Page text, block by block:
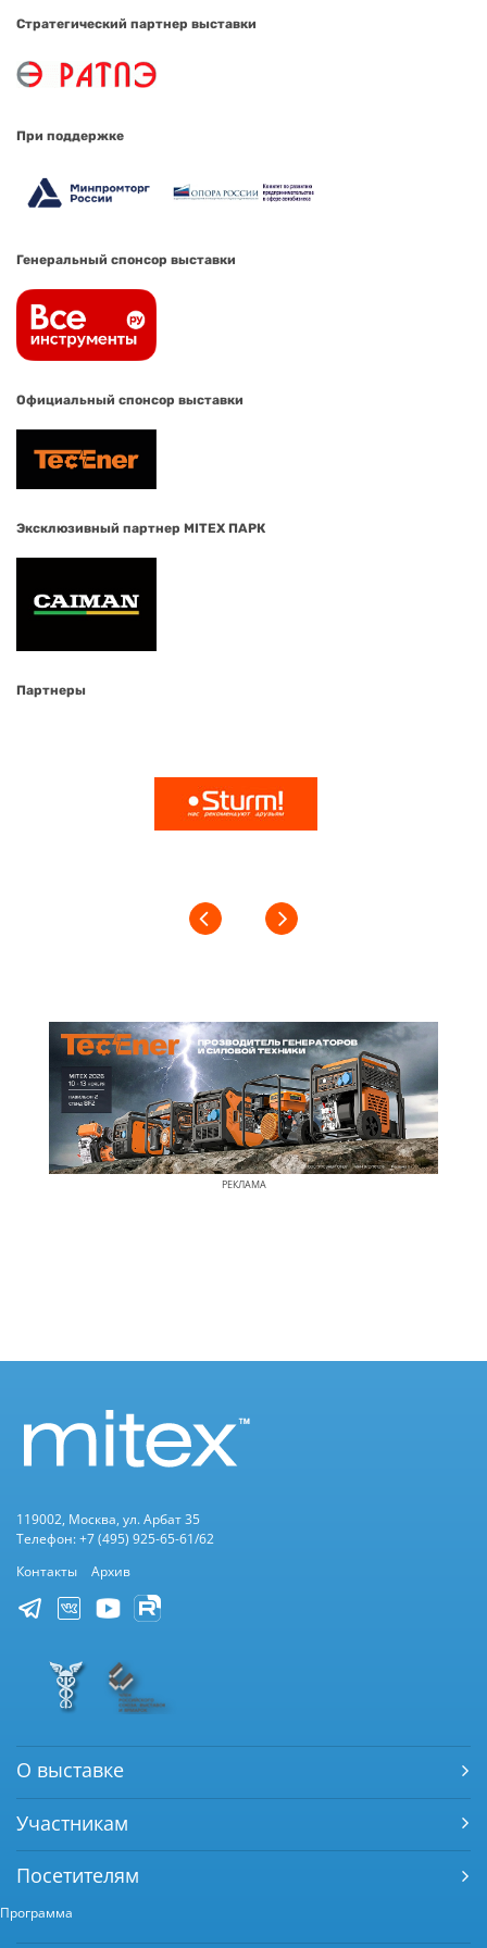
Стратегический партнер выставки
При поддержке
Генеральный спонсор выставки
Официальный спонсор выставки
Эксклюзивный партнер MITEX ПАРК
Партнеры
РЕКЛАМА
119002, Москва, ул. Арбат 35
Телефон: +7 (495) 925-65-61/62
Контакты
Архив
О выставке
Участникам
Посетителям
Программа